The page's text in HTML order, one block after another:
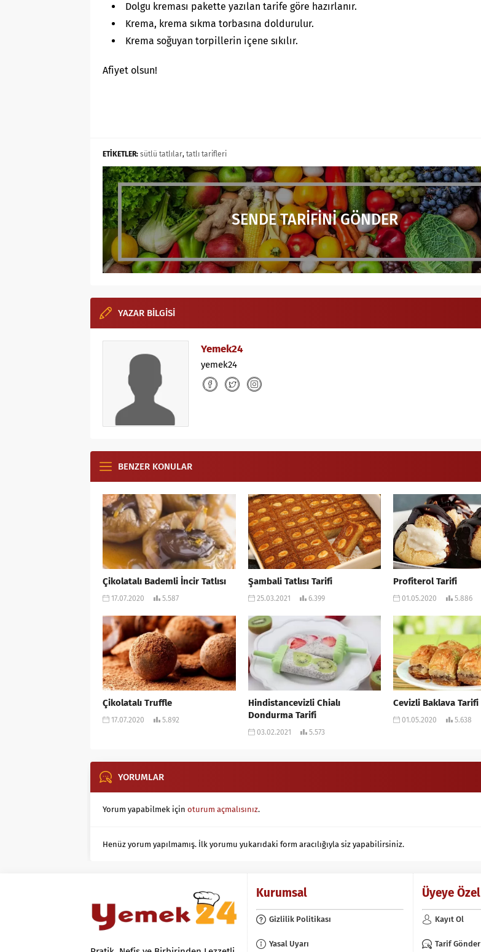
Dolgu kreması pakette yazılan tarife göre hazırlanır.
Krema, krema sıkma torbasına doldurulur.
Krema soğuyan torpillerin içene sıkılır.
Afiyet olsun!
ETİKETLER: sütlü tatlılar, tatlı tarifleri
SENDE TARİFİNİ GÖNDER
YAZAR BİLGİSİ
Yemek24
yemek24
BENZER KONULAR
Çikolatalı Bademli İncir Tatlısı
17.07.2020 5.587
Şambali Tatlısı Tarifi
25.03.2021 6.399
Profiterol Tarifi
01.05.2020 5.886
Çikolatalı Truffle
17.07.2020 5.892
Hindistancevizli Chialı
Dondurma Tarifi
03.02.2021 5.573
Cevizli Baklava Tarifi
01.05.2020 5.638
YORUMLAR
Yorum yapabilmek için oturum açmalısınız.
Henüz yorum yapılmamış. İlk yorumu yukarıdaki form aracılığıyla siz yapabilirsiniz.
Kurumsal
Gizlilik Politikası
Yasal Uyarı
Üyeye Özel
Kayıt Ol
Tarif Gönder